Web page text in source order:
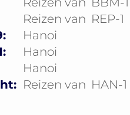
Reizen van REP-1
Hanoi
Hanoi
Hanoi
Reizen van HAN-1